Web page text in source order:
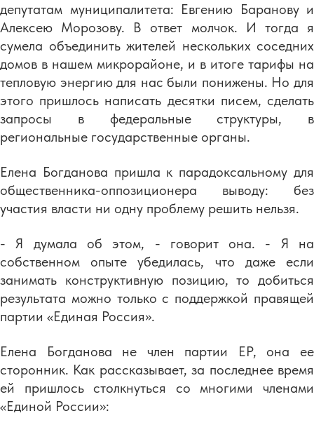
депутатам муниципалитета: Евгению Баранову и
Алексею Морозову. В ответ молчок. И тогда я
сумела объединить жителей нескольких соседних
домов в нашем микрорайоне, и в итоге тарифы на
тепловую энергию для нас были понижены. Но для
этого пришлось написать десятки писем, сделать
запросы в федеральные структуры, в
региональные государственные органы.
Елена Богданова пришла к парадоксальному для
общественника-оппозиционера выводу: без
участия власти ни одну проблему решить нельзя.
- Я думала об этом, - говорит она. - Я на
собственном опыте убедилась, что даже если
занимать конструктивную позицию, то добиться
результата можно только с поддержкой правящей
партии «Единая Россия».
Елена Богданова не член партии ЕР, она ее
сторонник. Как рассказывает, за последнее время
ей пришлось столкнуться со многими членами
«Единой России»: